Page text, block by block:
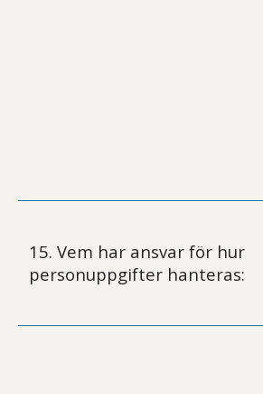
15. Vem har ansvar för hur
personuppgifter hanteras: